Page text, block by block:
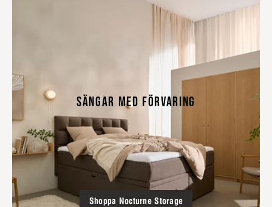
SÄNGAR MED FÖRVARING
Shoppa Nocturne Storage